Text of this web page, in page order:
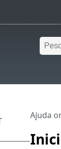
Ajuda